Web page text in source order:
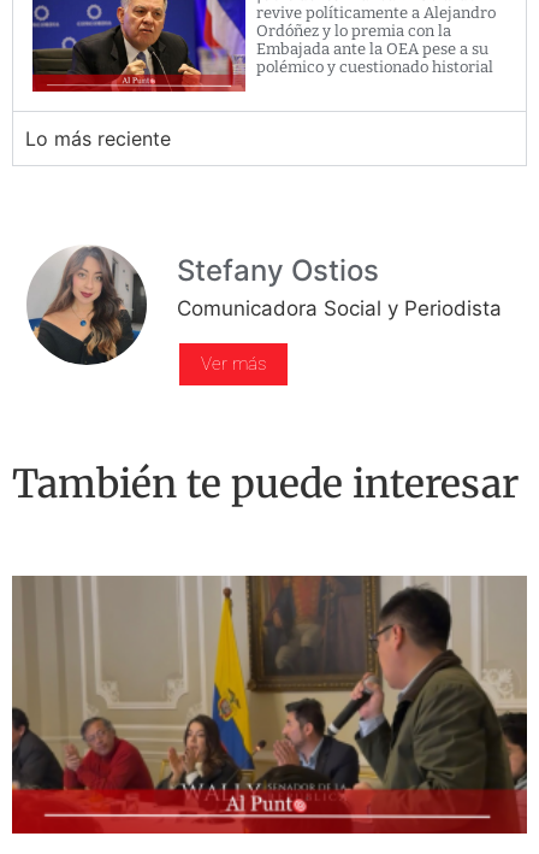
revive políticamente a Alejandro
Ordóñez y lo premia con la
Embajada ante la OEA pese a su
polémico y cuestionado historial
Lo más reciente
Stefany Ostios
Comunicadora Social y Periodista
Ver más
También te puede interesar